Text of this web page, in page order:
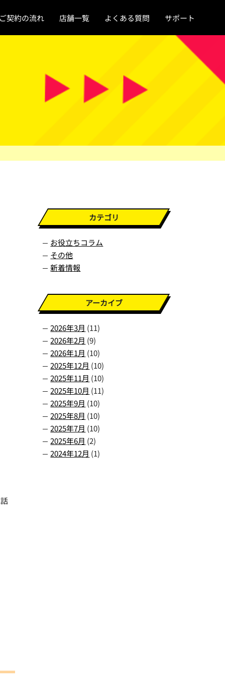
契約の流れ 店舗一覧 よくある質問 サポート
カテゴリ
お役立ちコラム
その他
新着情報
アーカイブ
2026年3月 (11)
2026年2月 (9)
2026年1月 (10)
2025年12月 (10)
2025年11月 (10)
2025年10月 (11)
2025年9月 (10)
2025年8月 (10)
2025年7月 (10)
2025年6月 (2)
2024年12月 (1)